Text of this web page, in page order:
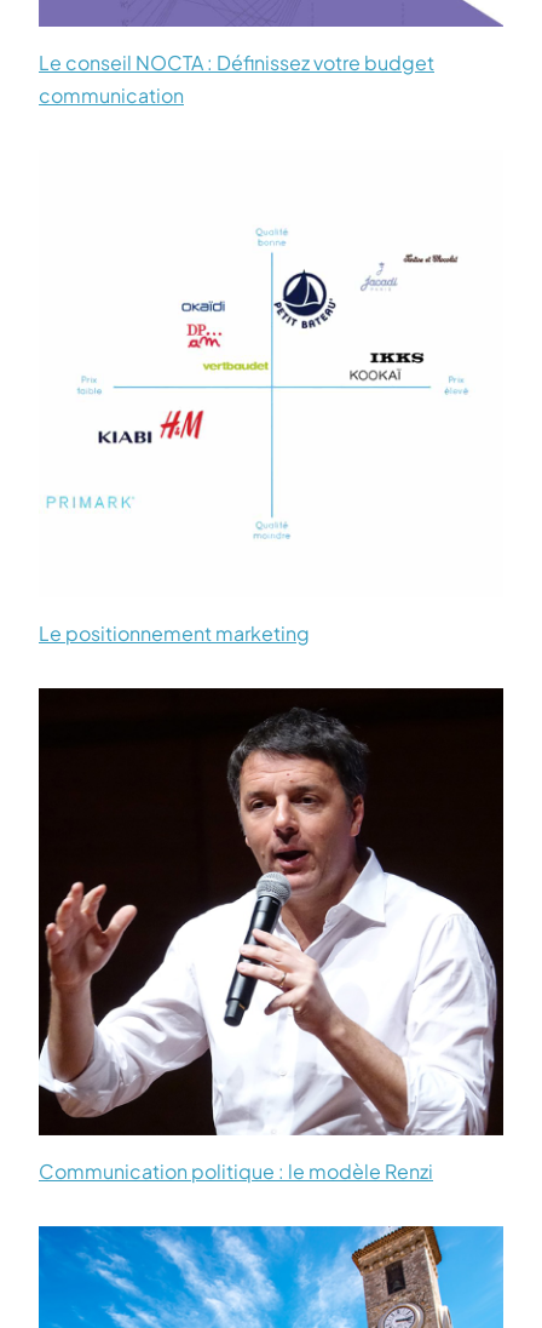
Le conseil NOCTA : Définissez votre budget
communication
Le positionnement marketing
Communication politique : le modèle Renzi